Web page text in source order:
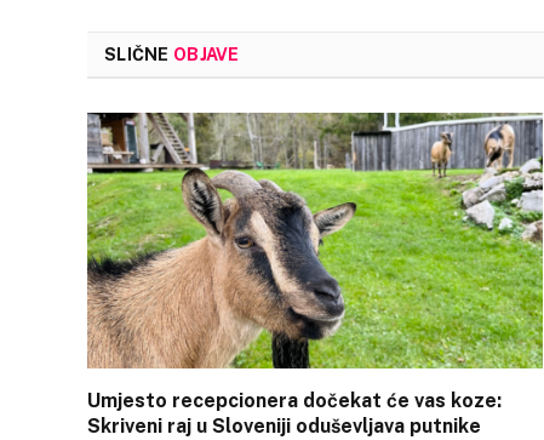
SLIČNE OBJAVE
Umjesto recepcionera dočekat će vas koze:
Skriveni raj u Sloveniji oduševljava putnike